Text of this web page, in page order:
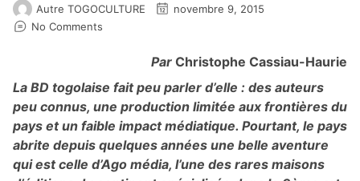
Autre TOGOCULTURE
novembre 9, 2015
No Comments
Par Christophe Cassiau-Haurie
La BD togolaise fait peu parler d’elle : des auteurs
peu connus, une production limitée aux frontières du
pays et un faible impact médiatique. Pourtant, le pays
abrite depuis quelques années une belle aventure
qui est celle d’Ago média, l’une des rares maisons